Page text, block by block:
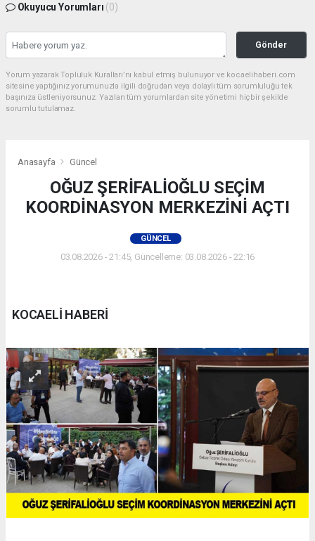
Okuyucu Yorumları (0)
Gönder
Yorum yazarak Topluluk Kuralları’nı kabul etmiş bulunuyor ve kocaelihaberi.com
sitesine yaptığınız yorumunuzla ilgili doğrudan veya dolaylı tüm sorumluluğu tek
başınıza üstleniyorsunuz. Yazılan tüm yorumlardan site yönetimi hiçbir şekilde
sorumlu tutulamaz.
Anasayfa Güncel
OĞUZ ŞERİFALİOĞLU SEÇİM
KOORDİNASYON MERKEZİNİ AÇTI
GÜNCEL
03.08.2026 - 21:45, Güncelleme: 03.08.2026 - 22:16
KOCAELİ HABERİ